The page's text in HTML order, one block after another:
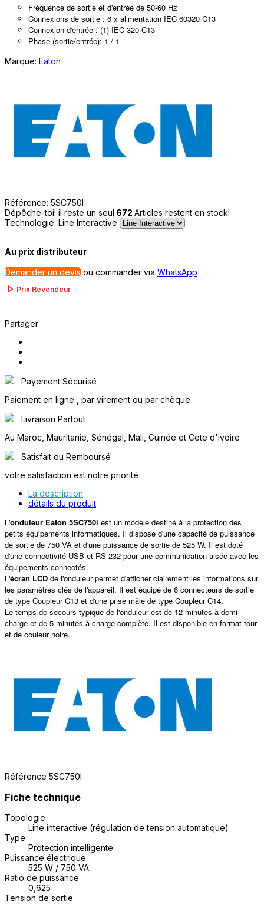
Fréquence de sortie et d'entrée de 50-60 Hz
Connexions de sortie : 6 x alimentation IEC 60320 C13
Connexion d'entrée : (1) IEC-320-C13
Phase (sortie/entrée): 1 / 1
Marque: Eaton
Référence: 5SC750I
Dépêche-toi! il reste un seul 672 Articles restent en stock!
Technologie: Line Interactive
Au prix distributeur
Demander un devis ou commander via WhatsApp
Prix Revendeur
Partager
Payement Sécurisé
Paiement en ligne , par virement ou par chèque
Livraison Partout
Au Maroc, Mauritanie, Sénégal, Mali, Guinée et Cote d'ivoire
Satisfait ou Remboursé
votre satisfaction est notre priorité
La description
détails du produit
L'onduleur Eaton 5SC750i est un modèle destiné à la protection des
petits équipements informatiques. Il dispose d'une capacité de puissance
de sortie de 750 VA et d'une puissance de sortie de 525 W. Il est doté
d'une connectivité USB et RS-232 pour une communication aisée avec les
équipements connectés.
L'écran LCD de l'onduleur permet d'afficher clairement les informations sur
les paramètres clés de l'appareil. Il est équipé de 6 connecteurs de sortie
de type Coupleur C13 et d'une prise mâle de type Coupleur C14.
Le temps de secours typique de l'onduleur est de 12 minutes à demi-
charge et de 5 minutes à charge complète. Il est disponible en format tour
et de couleur noire.
Référence 5SC750I
Fiche technique
Topologie
Line interactive (régulation de tension automatique)
Type
Protection intelligente
Puissance électrique
525 W / 750 VA
Ratio de puissance
0,625
Tension de sortie